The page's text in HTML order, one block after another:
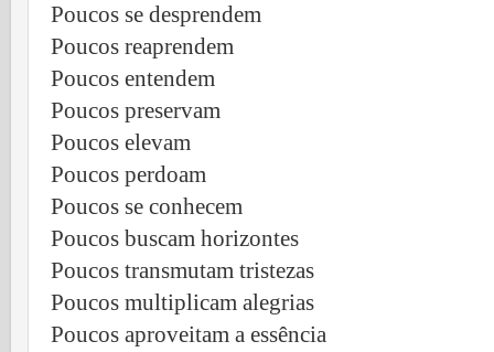
Poucos se desprendem
Poucos reaprendem
Poucos entendem
Poucos preservam
Poucos elevam
Poucos perdoam
Poucos se conhecem
Poucos buscam horizontes
Poucos transmutam tristezas
Poucos multiplicam alegrias
Poucos aproveitam a essência